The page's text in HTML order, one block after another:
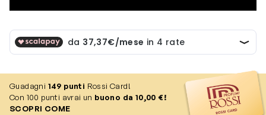
Guadagni 149 punti Rossi Card!
Con 100 punti avrai un buono da 10,00 €!
SCOPRI COME